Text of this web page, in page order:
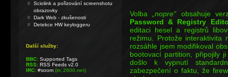
Volba„nopre“obsahuje
Password & Registry
editaci hesel a registrů
režimu. Protože
rozsáhle jsem modifikoval
bootovací partition, připojily
došlo k vypnutí
zabezpečení o faktu, že
Sciolink a pořizování screenshotu
obrazovky
Dark Web - zkušenosti
Detekce HW keyloggeru
Další služby:
BBC: Supported Tags
RSS: RSS Feeds v2.0
IRC: #soom(irc.2600.net)